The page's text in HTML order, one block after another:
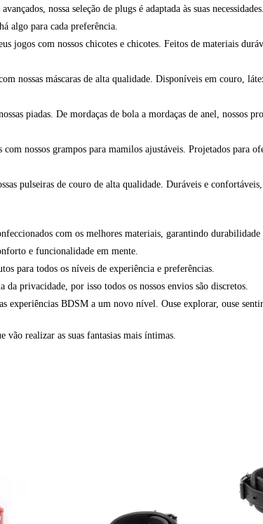
nossa seleção de plugs é adaptada às suas
algo para cada preferência.
jogos com nossos chicotes e chicotes. Feitos de materiais
nossas máscaras de alta qualidade. Disponíveis em couro,
piadas. De mordaças de bola a mordaças de anel, nossos
com nossos grampos para mamilos ajustáveis. Projetados
pulseiras de couro de alta qualidade. Duráveis e
com os melhores materiais, garantindo durabilidade
e funcionalidade em mente.
para todos os níveis de experiência e preferências.
da privacidade, por isso todos os nossos envios são discretos.
experiências BDSM a um novo nível. Ouse explorar, ouse
vão realizar as suas fantasias mais íntimas.